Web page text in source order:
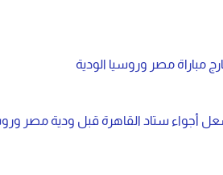
مباراة مصر وروسيا الودية
أجواء ستاد القاهرة قبل ودية مصر